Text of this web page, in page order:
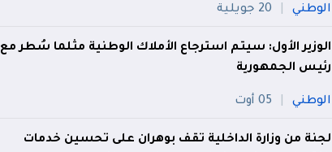
الوطني 20 جويلية
الوزير الأول: سيتم استرجاع الأملاك الوطنية مثلما سُطر مع
رئيس الجمهورية
الوطني 05 أوت
لجنة من وزارة الداخلية تقف بوهران على تحسين خدمات